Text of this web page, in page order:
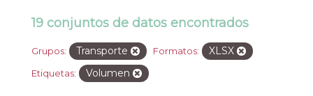
19 conjuntos de datos encontrados
Grupos: Transporte Formatos: XLSX
Etiquetas: Volumen